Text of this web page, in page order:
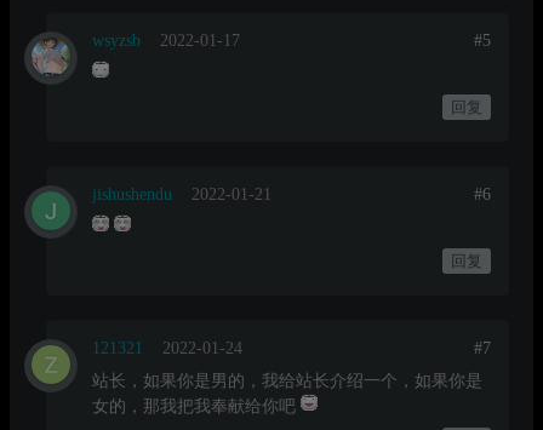
wsyzsb 2022-01-17 #5
回复
jishushendu 2022-01-21 #6
回复
121321 2022-01-24
#7
站长，如果你是男的，我给站长介绍一个，如果你是
女的，那我把我奉献给你吧